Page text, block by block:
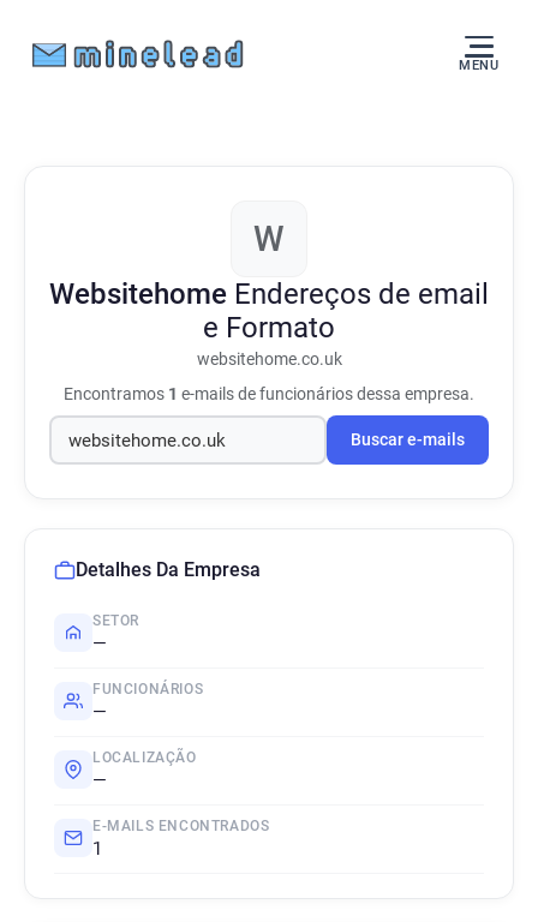
MENU
W
Websitehome Endereços de email
e Formato
websitehome.co.uk
Encontramos 1 e-mails de funcionários dessa empresa.
Buscar e-mails
Detalhes Da Empresa
SETOR
—
FUNCIONÁRIOS
—
LOCALIZAÇÃO
—
E-MAILS ENCONTRADOS
1